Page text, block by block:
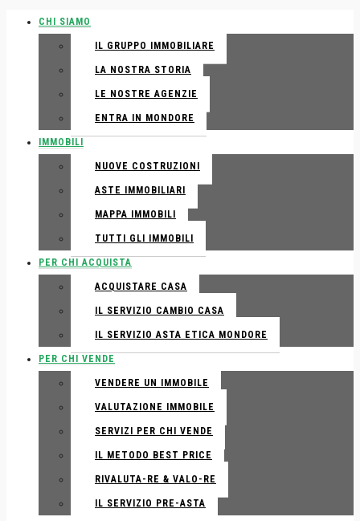
CHI SIAMO
IL GRUPPO IMMOBILIARE
LA NOSTRA STORIA
LE NOSTRE AGENZIE
ENTRA IN MONDORE
IMMOBILI
NUOVE COSTRUZIONI
ASTE IMMOBILIARI
MAPPA IMMOBILI
TUTTI GLI IMMOBILI
PER CHI ACQUISTA
ACQUISTARE CASA
IL SERVIZIO CAMBIO CASA
IL SERVIZIO ASTA ETICA MONDORE
PER CHI VENDE
VENDERE UN IMMOBILE
VALUTAZIONE IMMOBILE
SERVIZI PER CHI VENDE
IL METODO BEST PRICE
RIVALUTA-RE & VALO-RE
IL SERVIZIO PRE-ASTA